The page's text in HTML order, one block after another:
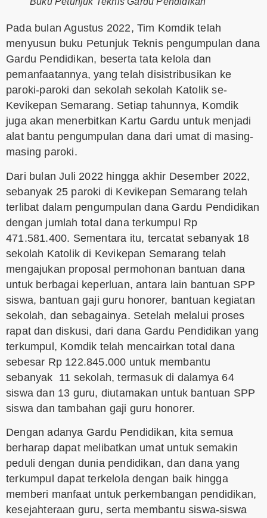
Pada bulan Agustus 2022, Tim Komdik telah
menyusun buku Petunjuk Teknis pengumpulan dana
Gardu Pendidikan, beserta tata kelola dan
pemanfaatannya, yang telah disistribusikan ke
paroki-paroki dan sekolah sekolah Katolik se-
Kevikepan Semarang. Setiap tahunnya, Komdik
juga akan menerbitkan Kartu Gardu untuk menjadi
alat bantu pengumpulan dana dari umat di masing-
masing paroki.
Dari bulan Juli 2022 hingga akhir Desember 2022,
sebanyak 25 paroki di Kevikepan Semarang telah
terlibat dalam pengumpulan dana Gardu Pendidikan
dengan jumlah total dana terkumpul Rp
471.581.400. Sementara itu, tercatat sebanyak 18
sekolah Katolik di Kevikepan Semarang telah
mengajukan proposal permohonan bantuan dana
untuk berbagai keperluan, antara lain bantuan SPP
siswa, bantuan gaji guru honorer, bantuan kegiatan
sekolah, dan sebagainya. Setelah melalui proses
rapat dan diskusi, dari dana Gardu Pendidikan yang
terkumpul, Komdik telah mencairkan total dana
sebesar Rp 122.845.000 untuk membantu
sebanyak 11 sekolah, termasuk di dalamya 64
siswa dan 13 guru, diutamakan untuk bantuan SPP
siswa dan tambahan gaji guru honorer.
Dengan adanya Gardu Pendidikan, kita semua
berharap dapat melibatkan umat untuk semakin
peduli dengan dunia pendidikan, dan dana yang
terkumpul dapat terkelola dengan baik hingga
memberi manfaat untuk perkembangan pendidikan,
kesejahteraan guru, serta membantu siswa-siswa